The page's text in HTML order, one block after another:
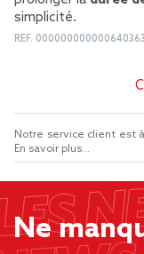
simplicité.
REF. 000000000000640363
Notre service client est
En savoir plus...
Ne